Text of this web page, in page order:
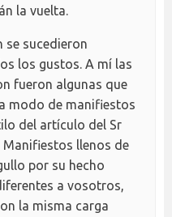
la vuelta.
se sucedieron
los gustos. A mí las
fueron algunas que
modo de manifiestos
del artículo del Sr
Manifiestos llenos de
por su hecho
a vosotros,
la misma carga